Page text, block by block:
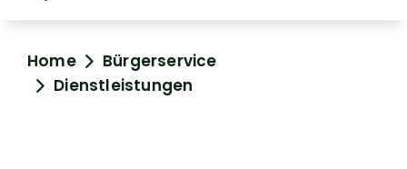
Home
Bürgerservice
Dienstleistungen